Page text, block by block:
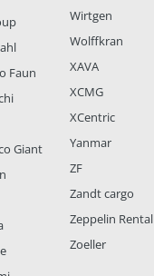
Faun
Giant
Wirtgen
Wolffkran
XAVA
XCMG
XCentric
Yanmar
ZF
Zandt cargo
Zeppelin Rental
Zoeller